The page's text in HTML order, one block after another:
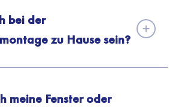
bei der
zu Hause sein?
meine Fenster oder